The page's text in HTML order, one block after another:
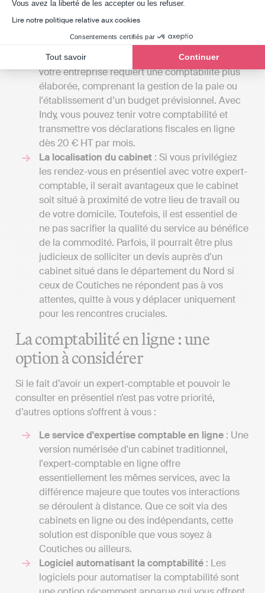
Vous avez la liberté de les accepter ou les refuser.
Lire notre politique relative aux cookies
Consentements certifiés par
Tout savoir Continuer
comptables peuvent commencer entre 1000 et
confiée à un comptable indépendant et peuvent
grimper jusqu'à plusieurs milliers d'euros si
votre entreprise requiert une comptabilité plus
élaborée, comprenant la gestion de la paie ou
l'établissement d’un budget prévisionnel. Avec
Indy, vous pouvez tenir votre comptabilité et
transmettre vos déclarations fiscales en ligne
dès 20 € HT par mois.
La localisation du cabinet : Si vous privilégiez
les rendez-vous en présentiel avec votre expert-
comptable, il serait avantageux que le cabinet
soit situé à proximité de votre lieu de travail ou
de votre domicile. Toutefois, il est essentiel de
ne pas sacrifier la qualité du service au bénéfice
de la commodité. Parfois, il pourrait être plus
judicieux de solliciter un devis auprès d'un
cabinet situé dans le département du Nord si
ceux de Coutiches ne répondent pas à vos
attentes, quitte à vous y déplacer uniquement
pour les rencontres cruciales.
La comptabilité en ligne : une
option à considérer
Si le fait d’avoir un expert-comptable et pouvoir le
consulter en présentiel n’est pas votre priorité,
d’autres options s’offrent à vous :
Le service d'expertise comptable en ligne : Une
version numérisée d'un cabinet traditionnel,
l'expert-comptable en ligne offre
essentiellement les mêmes services, avec la
différence majeure que toutes vos interactions
se déroulent à distance. Que ce soit via des
cabinets en ligne ou des indépendants, cette
solution est disponible que vous soyez à
Coutiches ou ailleurs.
Logiciel automatisant la comptabilité : Les
logiciels pour automatiser la comptabilité sont